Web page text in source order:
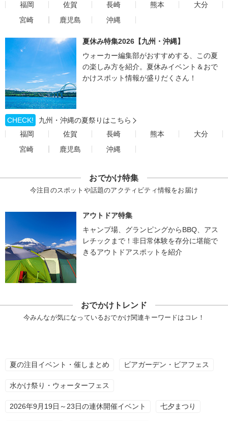
福岡
佐賀 長崎 熊本
大分
宮崎
鹿児島 沖縄
夏休み特集2026【九州・沖縄】
ウォーカー編集部がおすすめする、この夏
の楽しみ方を紹介。夏休みイベント＆おで
かけスポット情報が盛りだくさん！
CHECK!
九州・沖縄の夏祭りはこちら
福岡
佐賀 長崎 熊本
大分
宮崎
鹿児島 沖縄
おでかけ特集
今注目のスポットや話題のアクティビティ情報をお届け
アウトドア特集
キャンプ場、グランピングからBBQ、アス
レチックまで！非日常体験を存分に堪能で
きるアウトドアスポットを紹介
おでかけトレンド
今みんなが気になっているおでかけ関連キーワードはコレ！
夏の注目イベント・催しまとめ ビアガーデン・ビアフェス
水かけ祭り・ウォーターフェス
2026年9月19日～23日の連休開催イベント 七夕まつり